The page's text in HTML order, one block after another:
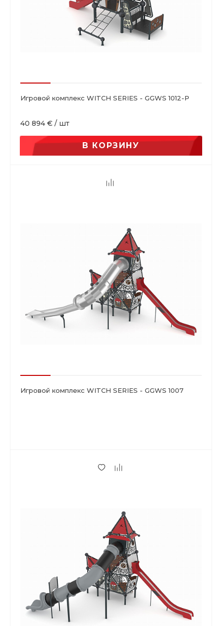
Игровой комплекс WITCH SERIES - GGWS 1012-P
40 894 € / шт
В КОРЗИНУ
Игровой комплекс WITCH SERIES - GGWS 1007